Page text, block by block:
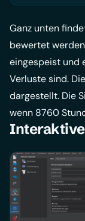
Ganz unten
bewertet
eingespeist und
Verluste sind.
dargestellt. Die
wenn 8760